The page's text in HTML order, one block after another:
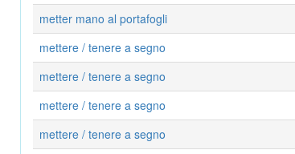
metter mano al portafogli
mettere / tenere a segno
mettere / tenere a segno
mettere / tenere a segno
mettere / tenere a segno